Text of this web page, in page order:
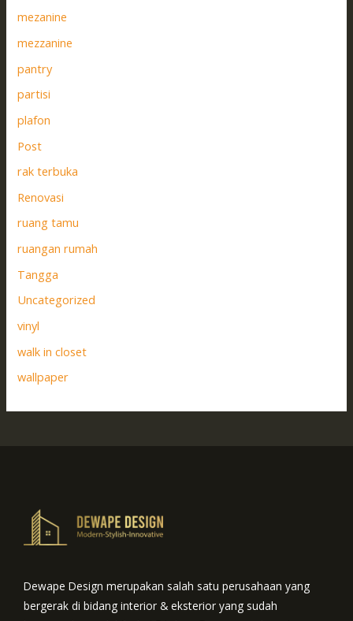
mezanine
mezzanine
pantry
partisi
plafon
Post
rak terbuka
Renovasi
ruang tamu
ruangan rumah
Tangga
Uncategorized
vinyl
walk in closet
wallpaper
Dewape Design merupakan salah satu perusahaan yang
bergerak di bidang interior & eksterior yang sudah